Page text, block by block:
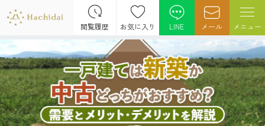
閲覧履歴 お気に入り LINE メール メニュー